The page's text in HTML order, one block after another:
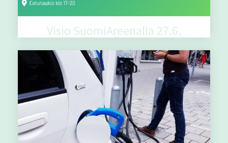
Visio SuomiAreenalla 27.6.